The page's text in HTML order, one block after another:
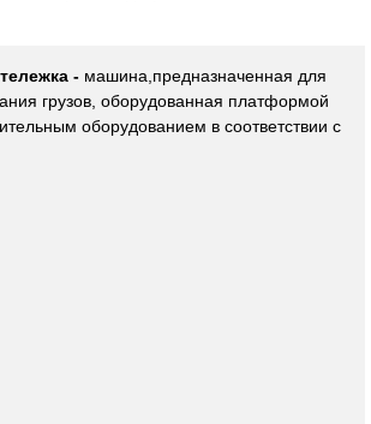
- машина,предназначенная для
грузов, оборудованная платформой
оборудованием в соответствии с